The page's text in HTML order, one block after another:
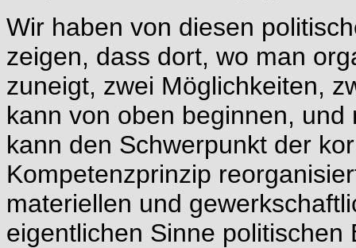
Wir haben von diesen
zeigen, dass dort, wo man
zuneigt, zwei Möglichkeiten,
kann von oben beginnen,
kann den Schwerpunkt der
Kompetenzprinzip
materiellen und
eigentlichen Sinne politischen